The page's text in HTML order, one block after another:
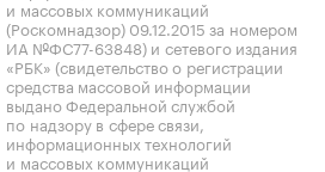
и массовых коммуникаций
(Роскомнадзор) 09.12.2015 за номером
ИА №ФС77-63848) и сетевого издания
«РБК» (свидетельство о регистрации
средства массовой информации
выдано Федеральной службой
по надзору в сфере связи,
информационных технологий
и массовых коммуникаций